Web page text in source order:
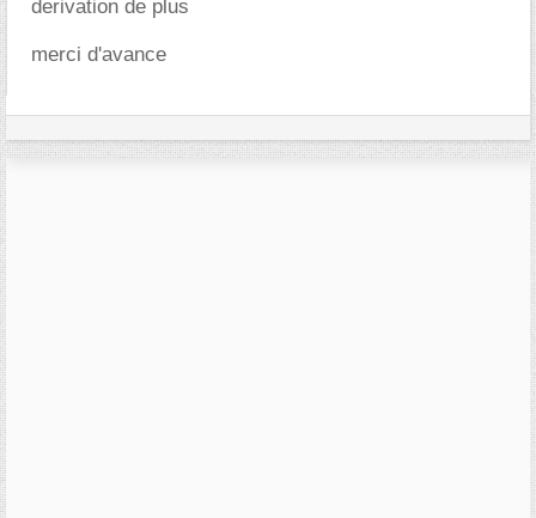
derivation de plus
merci d'avance